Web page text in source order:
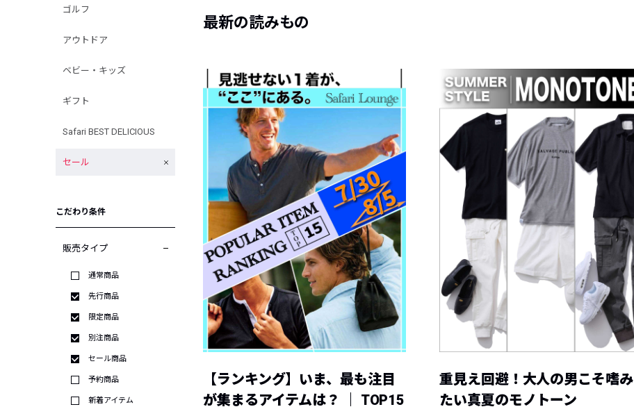
ゴルフ
アウトドア
ベビー・キッズ
ギフト
Safari BEST DELICIOUS
セール
こだわり条件
販売タイプ
通常商品
先行商品
限定商品
別注商品
セール商品
予約商品
新着アイテム
最新の読みもの
【ランキング】いま、最も注目
が集まるアイテムは？ ｜ TOP15
重見え回避！大人の男こそ嗜み
たい真夏のモノトーン